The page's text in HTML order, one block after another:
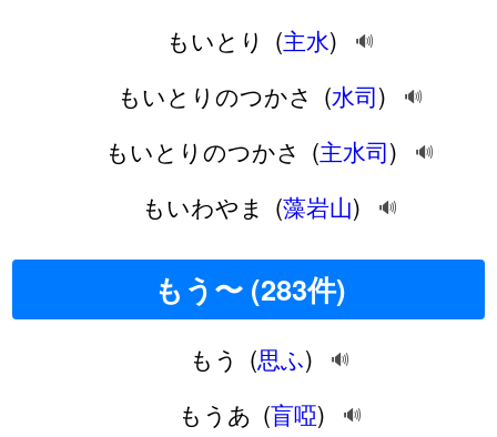
もいとり (主水) 🔊
もいとりのつかさ (水司) 🔊
もいとりのつかさ (主水司) 🔊
もいわやま (藻岩山) 🔊
もう〜 (283件)
もう (思ふ) 🔊
もうあ (盲啞) 🔊